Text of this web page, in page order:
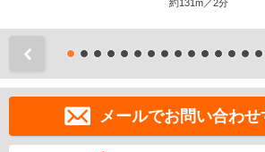
約131m／2分
メールでお問い合わせ